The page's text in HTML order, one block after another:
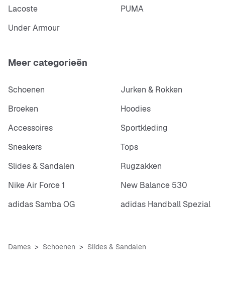
Lacoste
PUMA
Under Armour
Meer categorieën
Schoenen
Jurken & Rokken
Broeken
Hoodies
Accessoires
Sportkleding
Sneakers
Tops
Slides & Sandalen
Rugzakken
Nike Air Force 1
New Balance 530
adidas Samba OG
adidas Handball Spezial
Dames Schoenen Slides & Sandalen